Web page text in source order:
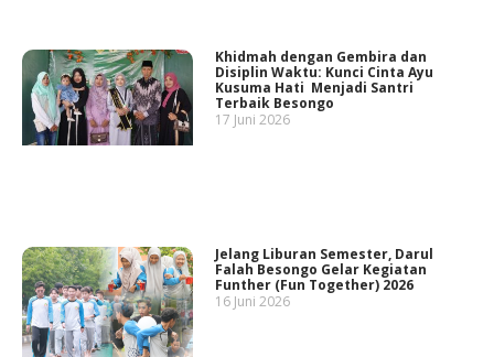
Khidmah dengan Gembira dan
Disiplin Waktu: Kunci Cinta Ayu
Kusuma Hati Menjadi Santri
Terbaik Besongo
17 Juni 2026
Jelang Liburan Semester, Darul
Falah Besongo Gelar Kegiatan
Funther (Fun Together) 2026
16 Juni 2026